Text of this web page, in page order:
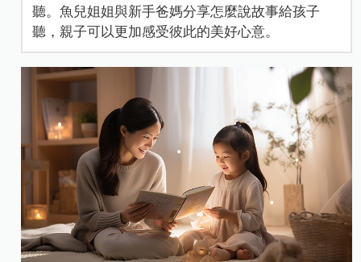
聽。魚兒姐姐與新手爸媽分享怎麼說故事給孩子
聽，親子可以更加感受彼此的美好心意。